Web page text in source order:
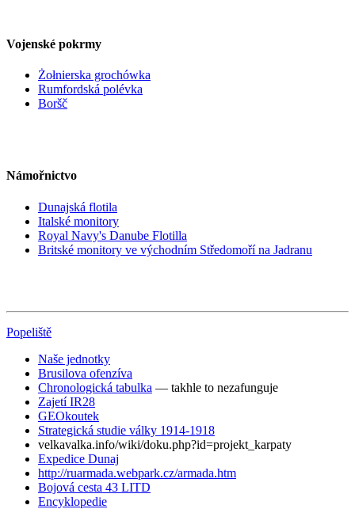
Vojenské pokrmy
Żołnierska grochówka
Rumfordská polévka
Boršč
Námořnictvo
Dunajská flotila
Italské monitory
Royal Navy's Danube Flotilla
Britské monitory ve východním Středomoří na Jadranu
Popeliště
Naše jednotky
Brusilova ofenzíva
Chronologická tabulka — takhle to nezafunguje
Zajetí IR28
GEOkoutek
Strategická studie války 1914-1918
velkavalka.info/wiki/doku.php?id=projekt_karpaty
Expedice Dunaj
http://ruarmada.webpark.cz/armada.htm
Bojová cesta 43 LITD
Encyklopedie